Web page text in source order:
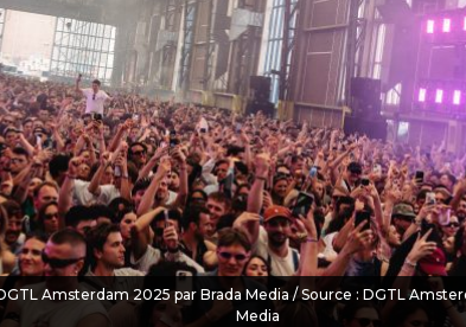
Amsterdam 2025 par Brada Media / Source : DGTL
Media